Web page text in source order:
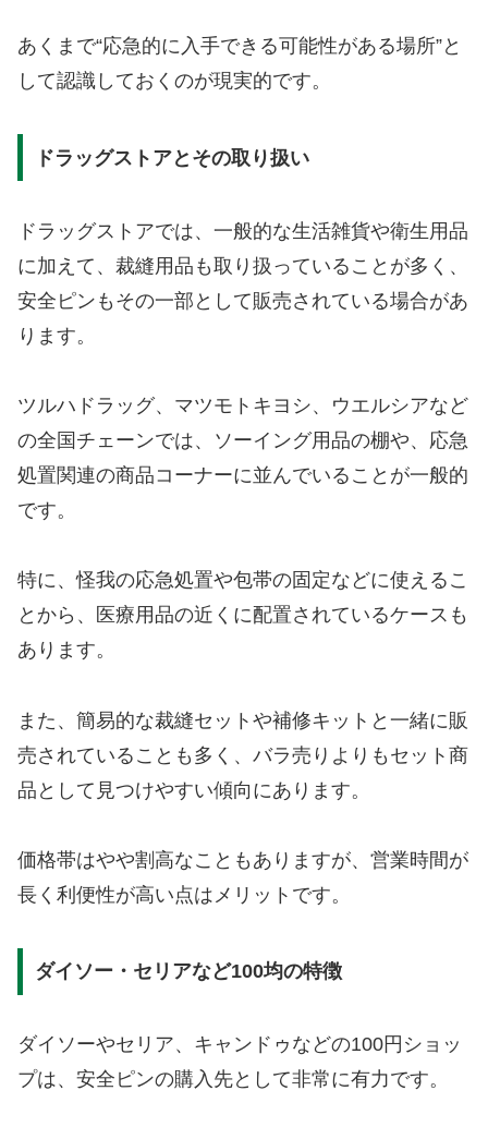
あくまで“応急的に入手できる可能性がある場所”と
して認識しておくのが現実的です。
ドラッグストアとその取り扱い
ドラッグストアでは、一般的な生活雑貨や衛生用品
に加えて、裁縫用品も取り扱っていることが多く、
安全ピンもその一部として販売されている場合があ
ります。
ツルハドラッグ、マツモトキヨシ、ウエルシアなど
の全国チェーンでは、ソーイング用品の棚や、応急
処置関連の商品コーナーに並んでいることが一般的
です。
特に、怪我の応急処置や包帯の固定などに使えるこ
とから、医療用品の近くに配置されているケースも
あります。
また、簡易的な裁縫セットや補修キットと一緒に販
売されていることも多く、バラ売りよりもセット商
品として見つけやすい傾向にあります。
価格帯はやや割高なこともありますが、営業時間が
長く利便性が高い点はメリットです。
ダイソー・セリアなど100均の特徴
ダイソーやセリア、キャンドゥなどの100円ショッ
プは、安全ピンの購入先として非常に有力です。